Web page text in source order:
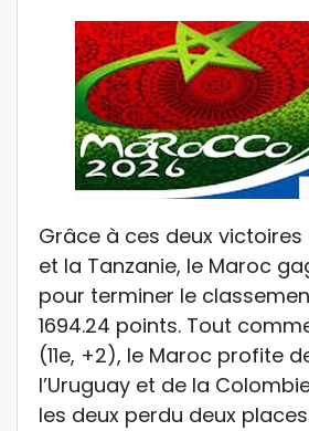
Grâce à ces deux victoires
et la Tanzanie, le Maroc
pour terminer le
1694.24 points. Tout
(11e, +2), le Maroc profite
l’Uruguay et de la
les deux perdu deux